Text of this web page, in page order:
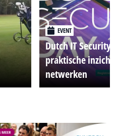
EVENT
Dutch IT Security
praktische
netwerken